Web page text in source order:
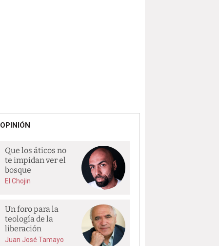
OPINIÓN
Que los áticos no
te impidan ver el
bosque
El Chojin
Un foro para la
teología de la
liberación
Juan José Tamayo